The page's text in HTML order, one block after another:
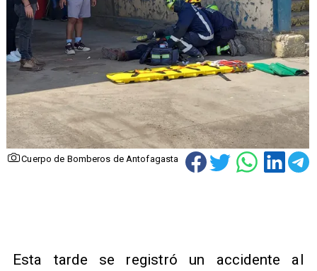
Cuerpo de Bomberos de Antofagasta
Esta tarde se registró un accidente al